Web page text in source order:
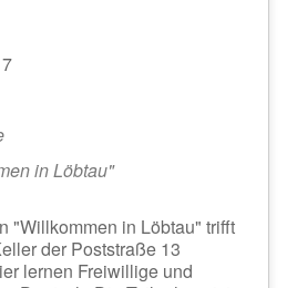
in Löbtau"
"Willkommen in Löbtau" trifft
der Poststraße 13
lernen Freiwillige und